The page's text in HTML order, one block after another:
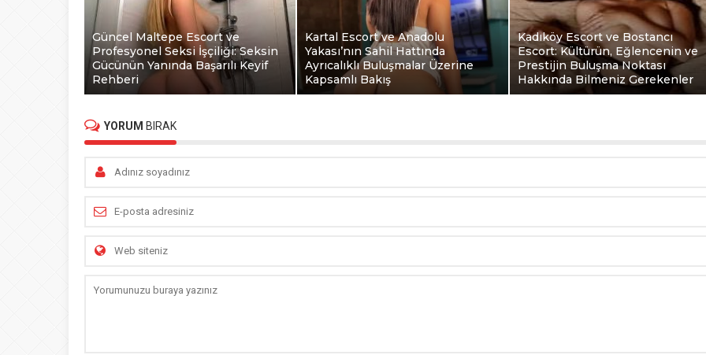
Güncel Maltepe Escort ve
Profesyonel Seksi İşçiliği: Seksin
Gücünün Yanında Başarılı Keyif
Rehberi
Kartal Escort ve Anadolu
Yakası’nın Sahil Hattında
Ayrıcalıklı Buluşmalar Üzerine
Kapsamlı Bakış
Kadıköy Escort ve Bostancı
Escort: Kültürün, Eğlencenin ve
Prestijin Buluşma Noktası
Hakkında Bilmeniz Gerekenler
YORUM BIRAK